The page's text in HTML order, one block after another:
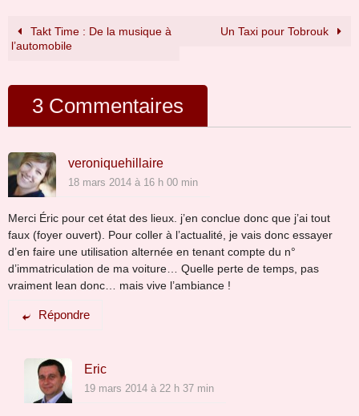
Takt Time : De la musique à
l’automobile
Un Taxi pour Tobrouk
3 Commentaires
veroniquehillaire
18 mars 2014 à 16 h 00 min
Merci Éric pour cet état des lieux. j’en conclue donc que j’ai tout
faux (foyer ouvert). Pour coller à l’actualité, je vais donc essayer
d’en faire une utilisation alternée en tenant compte du n°
d’immatriculation de ma voiture… Quelle perte de temps, pas
vraiment lean donc… mais vive l’ambiance !
Répondre
Eric
19 mars 2014 à 22 h 37 min